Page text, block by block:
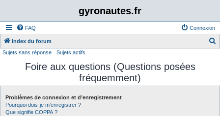
gyronautes.fr
FAQ Connexion
Index du forum
e
Sujets sans réponse Sujets actifs
Foire aux questions (Questions posées
fréquemment)
Problèmes de connexion et d’enregistrement
Pourquoi dois-je m’enregistrer ?
Que signifie COPPA ?